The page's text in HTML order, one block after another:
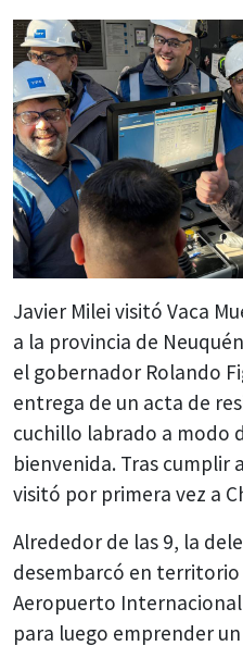
Javier Milei visitó Vaca
a la provincia de
el gobernador Rolando
entrega de un acta de
cuchillo labrado a modo
bienvenida. Tras cumplir
visitó por primera vez a
Alrededor de las 9, la
desembarcó en
Aeropuerto
para luego emprender